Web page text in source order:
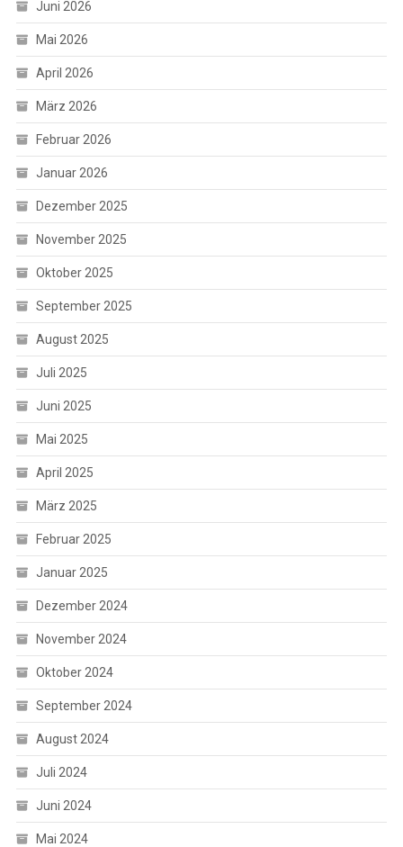
Juni 2026
Mai 2026
April 2026
März 2026
Februar 2026
Januar 2026
Dezember 2025
November 2025
Oktober 2025
September 2025
August 2025
Juli 2025
Juni 2025
Mai 2025
April 2025
März 2025
Februar 2025
Januar 2025
Dezember 2024
November 2024
Oktober 2024
September 2024
August 2024
Juli 2024
Juni 2024
Mai 2024